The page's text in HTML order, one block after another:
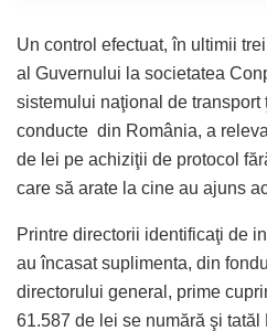
Un control efectuat, în ultimii
al Guvernului la societatea
sistemului naţional de transport
conducte din România, a
de lei pe achiziţii de protocol
care să arate la cine au ajuns
Printre directorii identificaţi de
au încasat suplimenta, din
directorului general, prime
61.587 de lei se numără şi tatăl